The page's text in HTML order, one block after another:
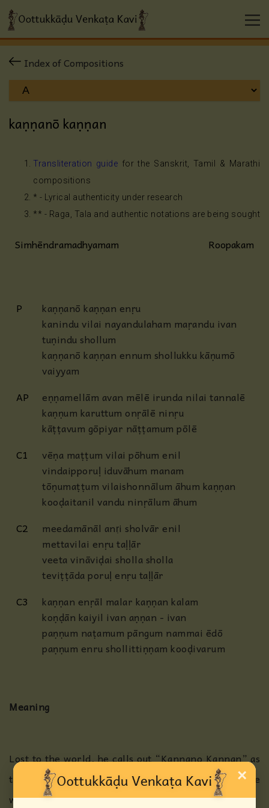
Index of Compositions
kaṇṇanō kaṇṇan
Transliteration guide for the Sanskrit, Tamil & Marathi
compositions
* - Lyrical authenticity under research
** - Raga, Tala and authentic notations are being sought
Simhēndramadhyamam Roopakam
P
kaṇṇanō kaṇṇan enṛu
kanindu vilai nayandulaham maṛandu ivan
tuṇindu shollum
kaṇṇanō kaṇṇan ennum shollukku kāṇumō
vaiyyam
AP
eṇṇamellām avan mēlē irunda nilai tannalē
kaṇṇum karuttum onṛālē ninṛu
kāṭṭavum gōpiyar nāṭṭamum pōlē
C1
vēṇa maṭṭum vilai pōhum enil
vindaipporuḷ iduvāhum manam
tōṇumaṭṭum vilaishonnālum āhum kaṇṇan
kooḍaitanil vandu ninṛālum āhum
C2
meedamānāl anṛi sholvār enil
mettavilai enṛu taḷḷār
veeta vināviḍai sholla sholla
teviṭṭāda poruḷ enṛu taḷḷār
C3
kaṇṇan enṛāl malar kaṇṇan kalam
koṇḍān kaiyil ivan aṇṇan - ivan
paṇṇum naṭamum pāngum nammai ēdō
paṇṇum enru shollittiṇṇam kooḍivarum
Meaning
Lost to the world, he calls out “Kannano Kannan” as
though putting a price and selling Kannan. Can the
world put a price on the words “Kannano Kannan”?
×